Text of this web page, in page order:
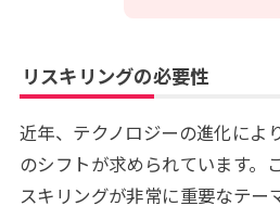
リスキリングの必要性
近年、テクノロジーの進化によ
のシフトが求められています。
スキリングが非常に重要なテー